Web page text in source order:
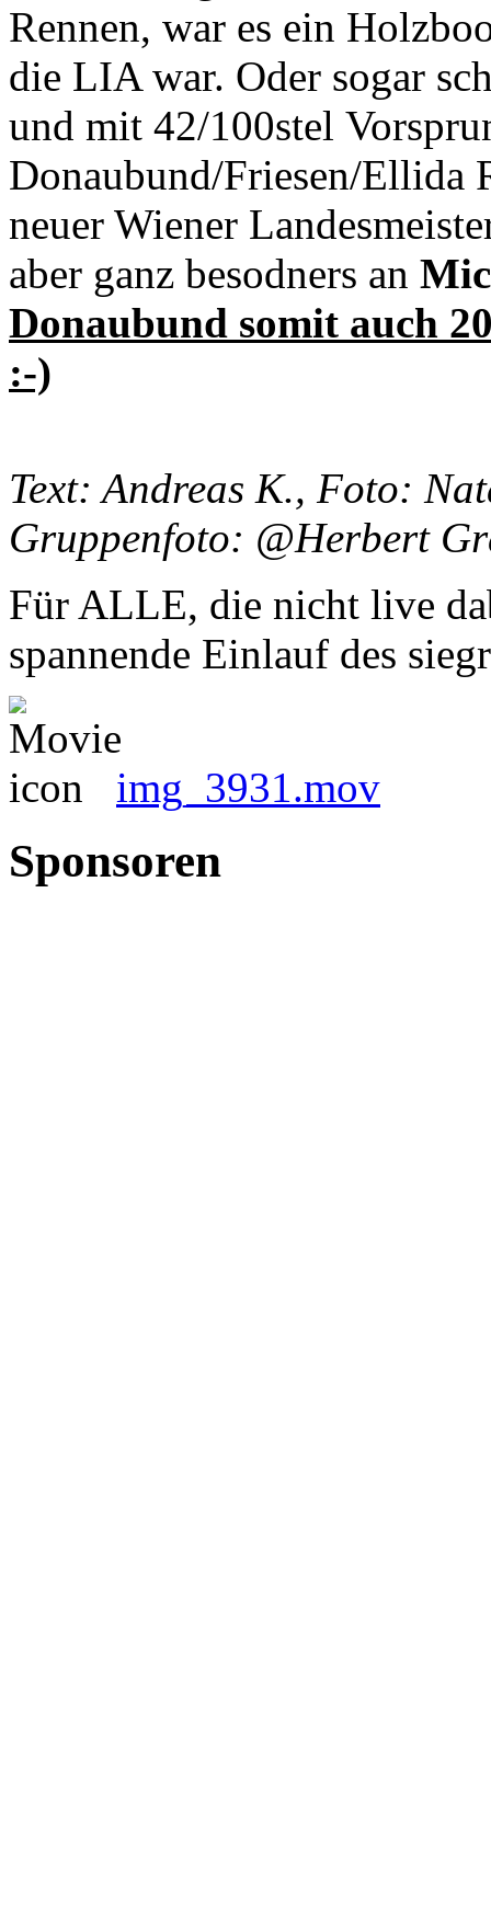
Rennen, war es ein
die LIA war. Oder sogar
und mit 42/100stel
Donaubund/Friesen/Ellida
neuer Wiener
aber ganz besodners an
Donaubund somit auch
:-)
Text: Andreas K., Foto:
Gruppenfoto: @Herbert
Für ALLE, die nicht live
spannende Einlauf des
img_3931.mov
Sponsoren